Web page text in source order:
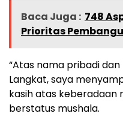
Baca Juga : 748
Prioritas
“Atas nama pribadi
Langkat, saya
kasih atas keberadaan
berstatus mushala.